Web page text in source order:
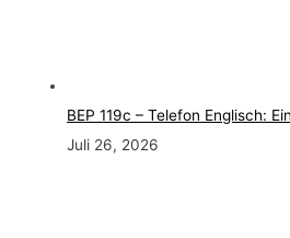
BEP 119c – Telefon Englisch:
Juli 26, 2026